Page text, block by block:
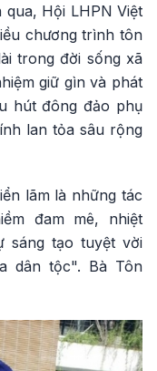
qua, Hội LHPN Việt
chương trình tôn
trong đời sống xã
giữ gìn và phát
hút đông đảo phụ
lan tỏa sâu rộng
lãm là những tác
đam mê, nhiệt
sáng tạo tuyệt vời
dân tộc". Bà Tôn